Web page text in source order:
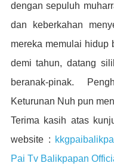
dengan sepuluh
dan keberkahan
mereka memulai hidup
demi tahun, datang
beranak-pinak.
Keturunan Nuh pun
Terima kasih atas
website :
Pai Tv Balikpapan